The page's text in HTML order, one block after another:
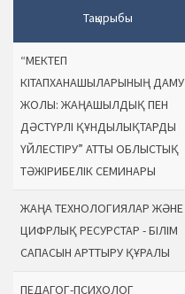
Тақырыбы
“МЕКТЕП
КІТАПХАНАШЫЛАРЫНЫҢ ДАМУ
ЖОЛЫ: ЖАҢАШЫЛДЫҚ ПЕН
ДӘСТҮРЛІ ҚҰНДЫЛЫҚТАРДЫ
ҮЙЛЕСТІРУ” АТТЫ ОБЛЫСТЫҚ
ТӘЖІРИБЕЛІК СЕМИНАРЫ
ЖАҢА ТЕХНОЛОГИЯЛАР ЖӘНЕ
ЦИФРЛЫҚ РЕСУРСТАР - БІЛІМ
САПАСЫН АРТТЫРУ ҚҰРАЛЫ
ПЕДАГОГ-ПСИХОЛОГ